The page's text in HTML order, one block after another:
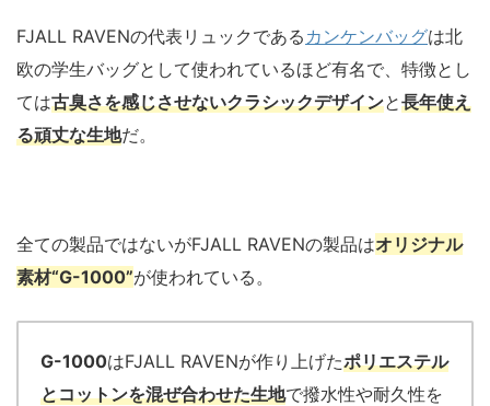
FJALL RAVENの代表リュックである カンケンバッグは北
欧の学生バッグとして使われているほど有名で、特徴とし
ては古臭さを感じさせないクラシックデザインと長年使え
る頑丈な生地だ。
全ての製品ではないがFJALL RAVENの製品はオリジナル
素材“G-1000”が使われている。
G-1000はFJALL RAVENが作り上げたポリエステル
とコットンを混ぜ合わせた生地で撥水性や耐久性を